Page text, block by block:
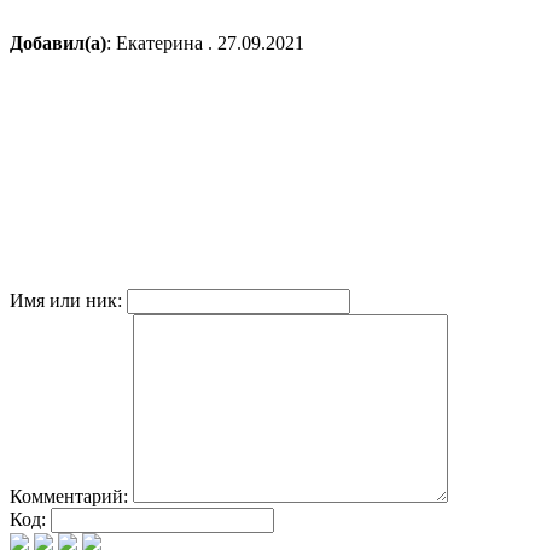
Добавил(а): Екатерина . 27.09.2021
Имя или ник:
Комментарий:
Код: